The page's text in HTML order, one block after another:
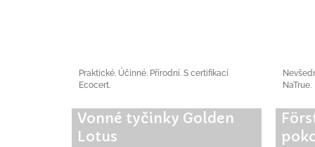
Praktické. Účinné. Přírodní. S certifikací
Ecocert.
NaTrue.
Vonné tyčinky Golden
Lotus